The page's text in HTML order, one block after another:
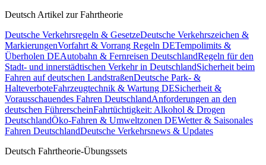
Deutsch Artikel zur Fahrtheorie
Deutsche Verkehrsregeln & GesetzeDeutsche Verkehrszeichen &
MarkierungenVorfahrt & Vorrang Regeln DETempolimits &
Überholen DEAutobahn & Fernreisen DeutschlandRegeln für den
Stadt- und innerstädtischen Verkehr in DeutschlandSicherheit beim
Fahren auf deutschen LandstraßenDeutsche Park- &
HalteverboteFahrzeugtechnik & Wartung DESicherheit &
Vorausschauendes Fahren DeutschlandAnforderungen an den
deutschen FührerscheinFahrtüchtigkeit: Alkohol & Drogen
DeutschlandÖko-Fahren & Umweltzonen DEWetter & Saisonales
Fahren DeutschlandDeutsche Verkehrsnews & Updates
Deutsch Fahrtheorie-Übungssets